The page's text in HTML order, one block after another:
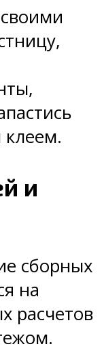
и
сборных
на
расчетов